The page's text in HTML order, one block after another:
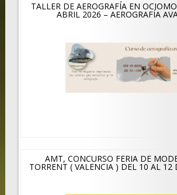
TALLER DE AEROGRAFÍA EN
ABRIL 2026 – AEROGRAFÍA
AMT, CONCURSO FERIA DE
TORRENT ( VALENCIA ) DEL 10 AL 12